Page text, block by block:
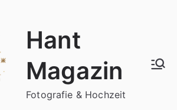
Hant
Magazin
Fotografie & Hochzeit